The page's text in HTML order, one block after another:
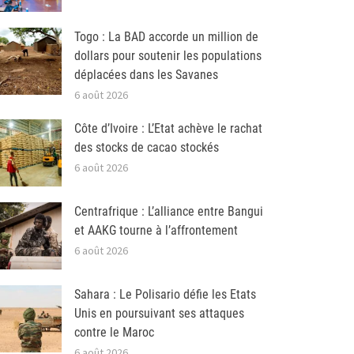
Togo : La BAD accorde un million de
dollars pour soutenir les populations
déplacées dans les Savanes
6 août 2026
Côte d’Ivoire : L’Etat achève le rachat
des stocks de cacao stockés
6 août 2026
Centrafrique : L’alliance entre Bangui
et AAKG tourne à l’affrontement
6 août 2026
Sahara : Le Polisario défie les Etats
Unis en poursuivant ses attaques
contre le Maroc